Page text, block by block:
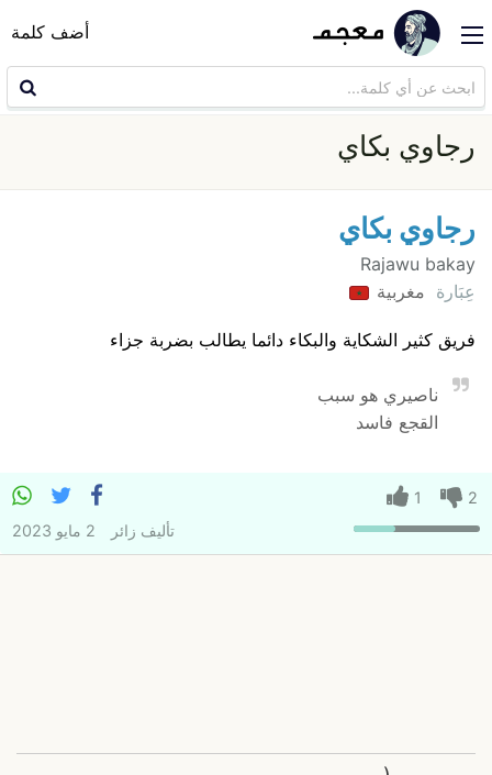
أضف كلمة
رجاوي بكاي
رجاوي بكاي
Rajawu bakay
عِبَارة مغربية
فريق كثير الشكاية والبكاء دائما يطالب بضربة جزاء
ناصيري هو سبب
القجع فاسد
2
1
تأليف زائر 2 مايو 2023